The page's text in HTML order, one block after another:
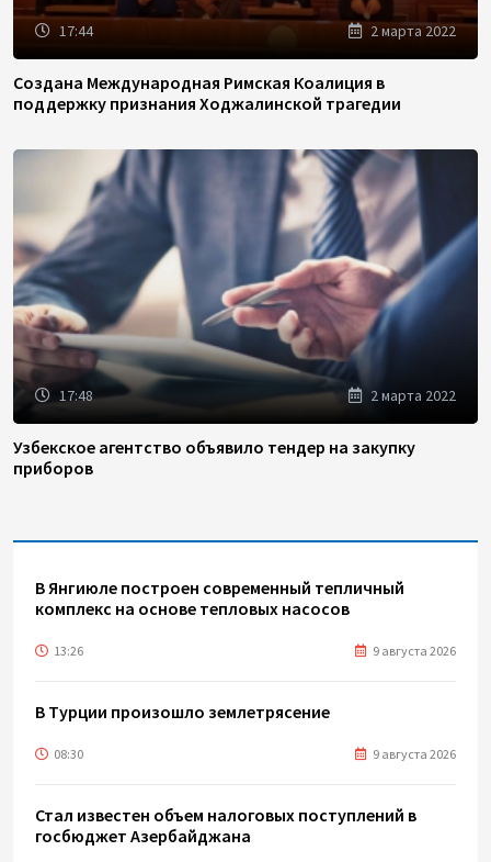
17:44 2 марта 2022
Создана Международная Римская Коалиция в
поддержку признания Ходжалинской трагедии
17:48 2 марта 2022
Узбекское агентство объявило тендер на закупку
приборов
В Янгиюле построен современный тепличный
комплекс на основе тепловых насосов
13:26 9 августа 2026
В Турции произошло землетрясение
08:30 9 августа 2026
Стал известен объем налоговых поступлений в
госбюджет Азербайджана